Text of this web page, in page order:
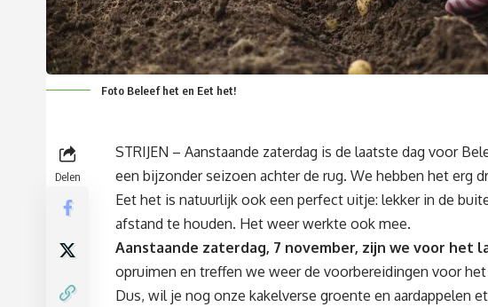
Foto Beleef het en Eet het!
Delen
STRIJEN – Aanstaande zaterdag is de laatste dag voor
een bijzonder seizoen achter de rug. We hebben het erg
Eet het is natuurlijk ook een perfect uitje: lekker in de
afstand te houden. Het weer werkte ook mee.
Aanstaande zaterdag, 7 november, zijn we voor het
opruimen en treffen we weer de voorbereidingen voor
Dus, wil je nog onze kakelverse groente en aardappelen